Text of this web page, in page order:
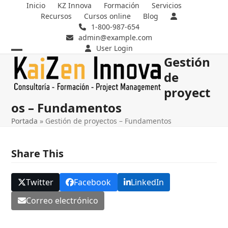
Inicio KZ Innova Formación
Servicios
Recursos
Cursos online
Blog
1-800-987-654
admin@example.com
User Login
Open
mobile
menu
Close
mobile
menu
Gestión
de
proyect
os – Fundamentos
Portada » Gestión de proyectos – Fundamentos
Share This
Twitter Facebook
LinkedIn
Correo electrónico